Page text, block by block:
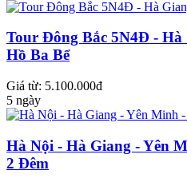
Tour Đông Bắc 5N4Đ - Hà
Hồ Ba Bể
Giá từ: 5.100.000đ
5 ngày
Hà Nội - Hà Giang - Yên
2 Đêm